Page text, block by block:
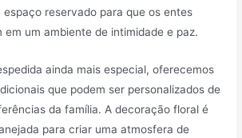
espaço reservado para que os entes
em um ambiente de intimidade e paz.
ainda mais especial, oferecemos
que podem ser personalizados de
da família. A decoração floral é
para criar uma atmosfera de